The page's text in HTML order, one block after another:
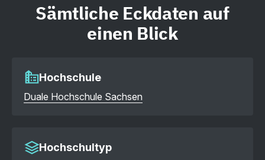
Sämtliche Eckdaten auf
einen Blick
Hochschule
Duale Hochschule Sachsen
Hochschultyp